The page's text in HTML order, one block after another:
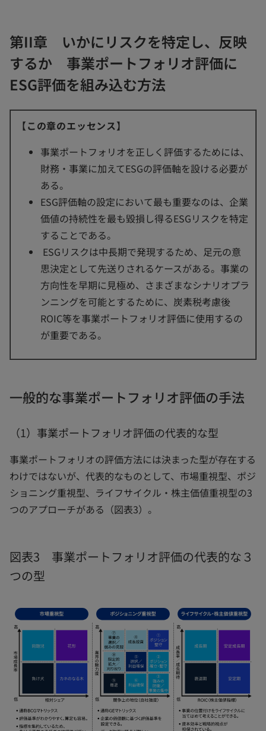
第II章 いかにリスクを特定し、反映
するか 事業ポートフォリオ評価に
ESG評価を組み込む方法
【この章のエッセンス】
事業ポートフォリオを正しく評価するためには、
財務・事業に加えてESGの評価軸を設ける必要が
ある。
ESG評価軸の設定において最も重要なのは、企業
価値の持続性を最も毀損し得るESGリスクを特定
することである。
ESGリスクは中長期で発現するため、足元の意
思決定として先送りされるケースがある。事業の
方向性を早期に見極め、さまざまなシナリオプラ
ンニングを可能とするために、炭素税考慮後
ROIC等を事業ポートフォリオ評価に使用するの
が重要である。
一般的な事業ポートフォリオ評価の手法
（1）事業ポートフォリオ評価の代表的な型
事業ポートフォリオの評価方法には決まった型が存在する
わけではないが、代表的なものとして、市場重視型、ポジ
ショニング重視型、ライフサイクル・株主価値重視型の3
つのアプローチがある（図表3）。
図表3 事業ポートフォリオ評価の代表的な３
つの型